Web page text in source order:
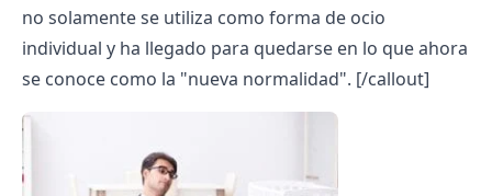
no solamente se utiliza como forma de ocio
individual y ha llegado para quedarse en lo que ahora
se conoce como la "nueva normalidad". [/callout]